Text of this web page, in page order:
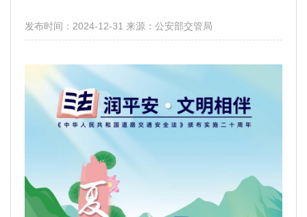
发布时间：2024-12-31 来源：公安部交管局